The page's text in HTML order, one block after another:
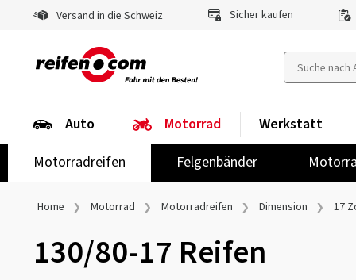
Versand in die Schweiz Sicher kaufen
Auto
Motorrad
Motorradreifen
Felgenbänder
Werkstatt
Home Motorrad Motorradreifen Dimension 17
130/80-17 Reifen